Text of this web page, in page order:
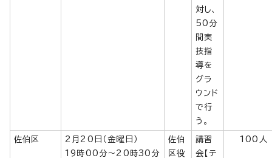
対し、
50分
間実
技指
導を
グラ
ウンド
で行
う。
佐伯区
2月20日（金曜日）
19時00分～20時30分
佐伯
区役
講習
会【テ
100人